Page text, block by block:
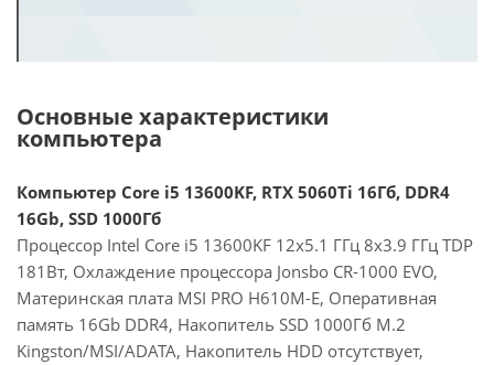
Основные характеристики
компьютера
Компьютер Core i5 13600KF, RTX 5060Ti 16Гб, DDR4
16Gb, SSD 1000Гб
Процессор Intel Core i5 13600KF 12x5.1 ГГц 8x3.9 ГГц TDP
181Вт, Охлаждение процессора Jonsbo CR-1000 EVO,
Материнская плата MSI PRO H610M-E, Оперативная
память 16Gb DDR4, Накопитель SSD 1000Гб M.2
Kingston/MSI/ADATA, Накопитель HDD отсутствует,